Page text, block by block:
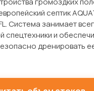
септик
Система занимает
спецтехники и
дренировать